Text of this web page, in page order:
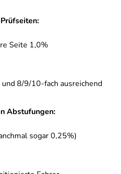
Seite 1,0%
8/9/10-fach ausreichend
Abstufungen:
sogar 0,25%)